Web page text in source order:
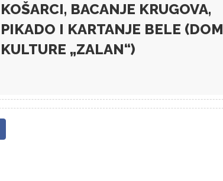
KOŠARCI, BACANJE KRUGOVA,
PIKADO I KARTANJE BELE (DOM
KULTURE „ZALAN“)